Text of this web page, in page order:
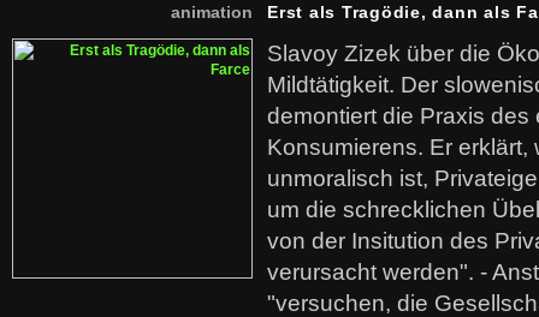
animation Erst als Tragödie, dann als
Slavoy Zizek über die
Mildtätigkeit. Der
demontiert die Praxis des
Konsumierens. Er erklärt,
unmoralisch ist,
um die schrecklichen
von der Insitution des
verursacht werden". -
"versuchen, die